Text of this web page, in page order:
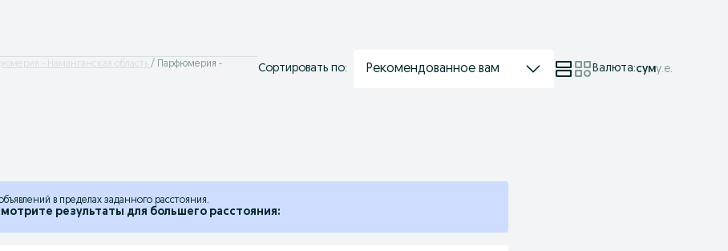
- Наманганская область
Парфюмерия -
Сортировать по: Рекомендованное вам Валюта:суму.е.
в пределах заданного расстояния.
результаты для большего расстояния: